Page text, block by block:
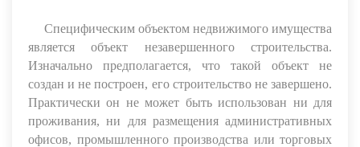
Специфическим объектом недвижимого имущества
является объект незавершенного строительства.
Изначально предполагается, что такой объект не
создан и не построен, его строительство не завершено.
Практически он не может быть использован ни для
проживания, ни для размещения административных
офисов, промышленного производства или торговых